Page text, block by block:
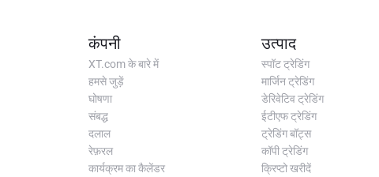
कंपनी
XT.com के बारे में
हमसे जुड़ें
घोषणा
संबद्ध
दलाल
रेफ़रल
कार्यक्रम का कैलेंडर
उत्पाद
स्पॉट ट्रेडिंग
मार्जिन ट्रेडिंग
डेरिवेटिव ट्रेडिंग
ईटीएफ ट्रेडिंग
ट्रेडिंग बॉट्स
कॉपी ट्रेडिंग
क्रिप्टो खरीदें